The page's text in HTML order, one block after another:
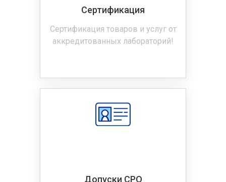
Сертификация
Сертификация товаров и услуг от
аккредитованных лабораторий!
Допуски СРО